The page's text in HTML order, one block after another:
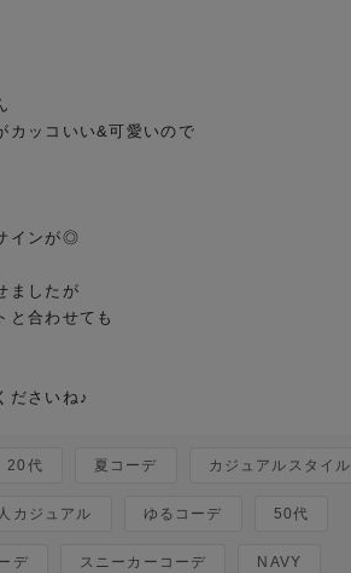
カッコいい&可愛いので
インが◎
ましたが
と合わせても
20代 夏コーデ カジュアルスタイル
カジュアル ゆるコーデ 50代
デ スニーカーコーデ NAVY